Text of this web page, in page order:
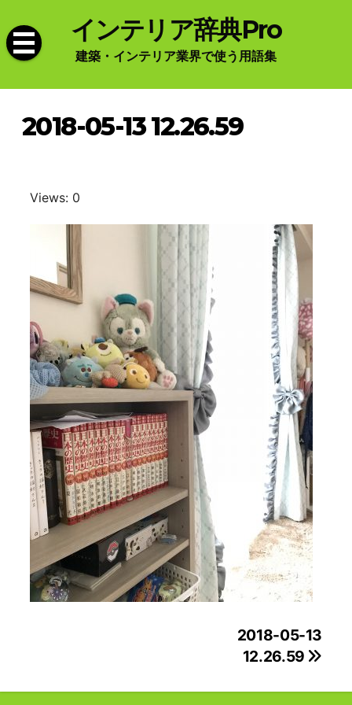
to
content
インテリア辞典Pro
建築・インテリア業界で使う用語集
2018-05-13 12.26.59
Views: 0
2018-05-13
12.26.59